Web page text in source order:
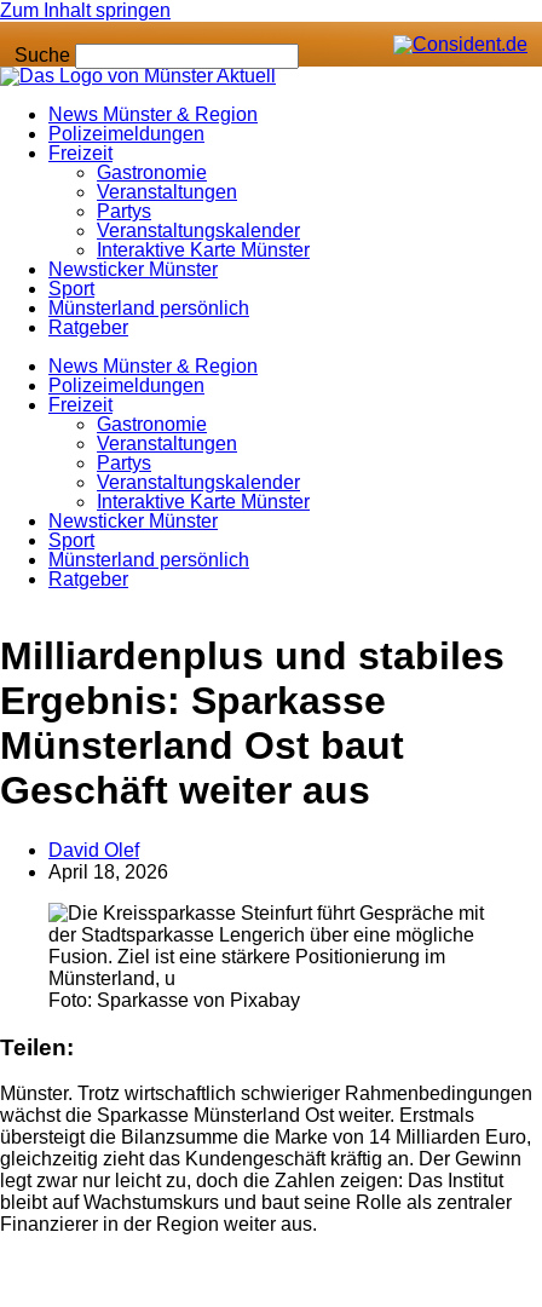
Zum Inhalt springen
Suche
News Münster & Region
Polizeimeldungen
Freizeit
Gastronomie
Veranstaltungen
Partys
Veranstaltungskalender
Interaktive Karte Münster
Newsticker Münster
Sport
Münsterland persönlich
Ratgeber
News Münster & Region
Polizeimeldungen
Freizeit
Gastronomie
Veranstaltungen
Partys
Veranstaltungskalender
Interaktive Karte Münster
Newsticker Münster
Sport
Münsterland persönlich
Ratgeber
Anzeige
Milliardenplus und stabiles
Ergebnis: Sparkasse
Münsterland Ost baut
Geschäft weiter aus
David Olef
April 18, 2026
Foto: Sparkasse von Pixabay
Teilen:
Münster. Trotz wirtschaftlich schwieriger Rahmenbedingungen
wächst die Sparkasse Münsterland Ost weiter. Erstmals
übersteigt die Bilanzsumme die Marke von 14 Milliarden Euro,
gleichzeitig zieht das Kundengeschäft kräftig an. Der Gewinn
legt zwar nur leicht zu, doch die Zahlen zeigen: Das Institut
bleibt auf Wachstumskurs und baut seine Rolle als zentraler
Finanzierer in der Region weiter aus.